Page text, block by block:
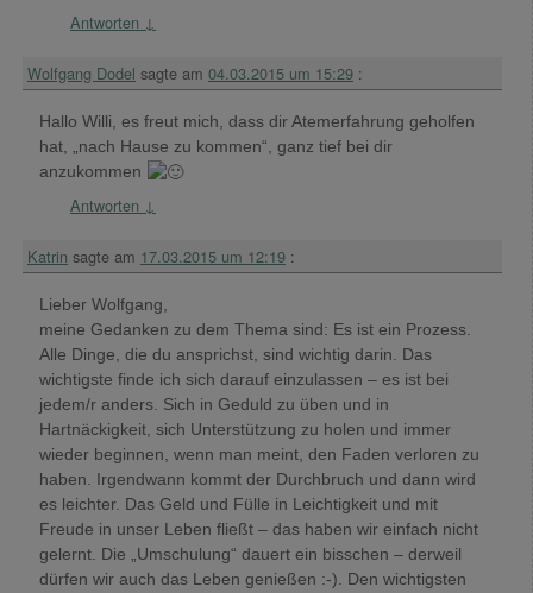
Antworten ↓
Wolfgang Dodel sagte am 04.03.2015 um 15:29 :
Hallo Willi, es freut mich, dass dir Atemerfahrung geholfen
hat, „nach Hause zu kommen“, ganz tief bei dir
anzukommen
Antworten ↓
Katrin sagte am 17.03.2015 um 12:19 :
Lieber Wolfgang,
meine Gedanken zu dem Thema sind: Es ist ein Prozess.
Alle Dinge, die du ansprichst, sind wichtig darin. Das
wichtigste finde ich sich darauf einzulassen – es ist bei
jedem/r anders. Sich in Geduld zu üben und in
Hartnäckigkeit, sich Unterstützung zu holen und immer
wieder beginnen, wenn man meint, den Faden verloren zu
haben. Irgendwann kommt der Durchbruch und dann wird
es leichter. Das Geld und Fülle in Leichtigkeit und mit
Freude in unser Leben fließt – das haben wir einfach nicht
gelernt. Die „Umschulung“ dauert ein bisschen – derweil
dürfen wir auch das Leben genießen :-). Den wichtigsten